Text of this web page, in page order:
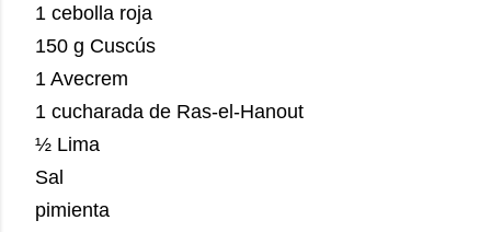
1 cebolla roja
150 g Cuscús
1 Avecrem
1 cucharada de Ras-el-Hanout
½ Lima
Sal
pimienta